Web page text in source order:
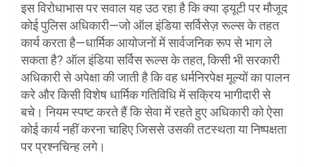
इस विरोधाभास पर सवाल यह उठ रहा है कि क्या ड्यूटी पर मौजूद
कोई पुलिस अधिकारी—जो ऑल इंडिया सर्विसेज़ रूल्स के तहत
कार्य करता है—धार्मिक आयोजनों में सार्वजनिक रूप से भाग ले
सकता है? ऑल इंडिया सर्विस रूल्स के तहत, किसी भी सरकारी
अधिकारी से अपेक्षा की जाती है कि वह धर्मनिरपेक्ष मूल्यों का पालन
करे और किसी विशेष धार्मिक गतिविधि में सक्रिय भागीदारी से
बचे। नियम स्पष्ट करते हैं कि सेवा में रहते हुए अधिकारी को ऐसा
कोई कार्य नहीं करना चाहिए जिससे उसकी तटस्थता या निष्पक्षता
पर प्रश्नचिन्ह लगे।